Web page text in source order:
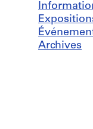
Archives